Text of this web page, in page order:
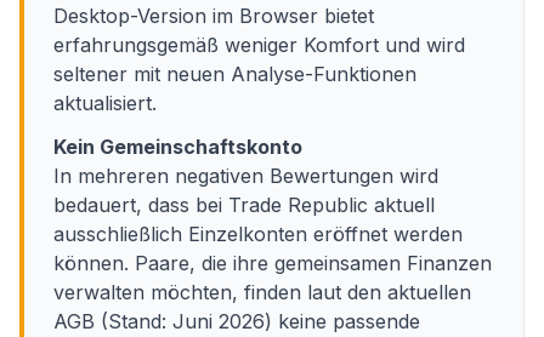
Desktop-Version im Browser bietet
erfahrungsgemäß weniger Komfort und wird
seltener mit neuen Analyse-Funktionen
aktualisiert.
Kein Gemeinschaftskonto
In mehreren negativen Bewertungen wird
bedauert, dass bei Trade Republic aktuell
ausschließlich Einzelkonten eröffnet werden
können. Paare, die ihre gemeinsamen Finanzen
verwalten möchten, finden laut den aktuellen
AGB (Stand: Juni 2026) keine passende